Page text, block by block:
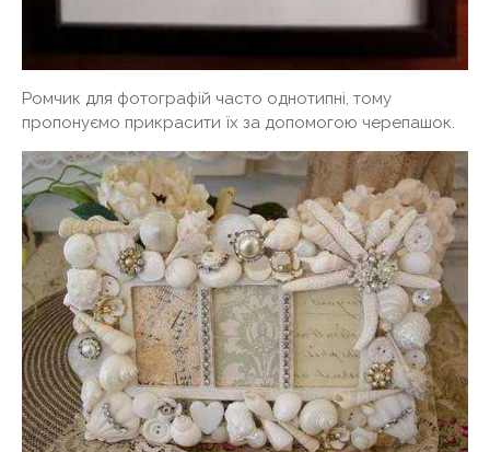
Ромчик для фотографій часто однотипні, тому
пропонуємо прикрасити їх за допомогою черепашок.